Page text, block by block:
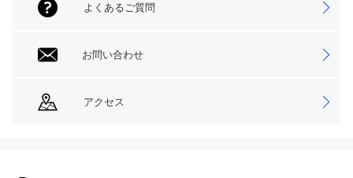
よくあるご質問
お問い合わせ
アクセス